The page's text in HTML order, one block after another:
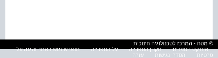
© מטח - המרכז לטכנולוגיה חינוכית
אינדקס הספרים
תקנון הספרייה על הספרייה
תנאי שימוש באתר והגנה על
פרטיות
הסדרי נגישות עזרה